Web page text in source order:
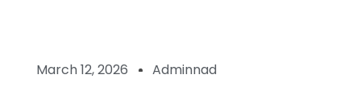
March 12, 2026 Adminnad